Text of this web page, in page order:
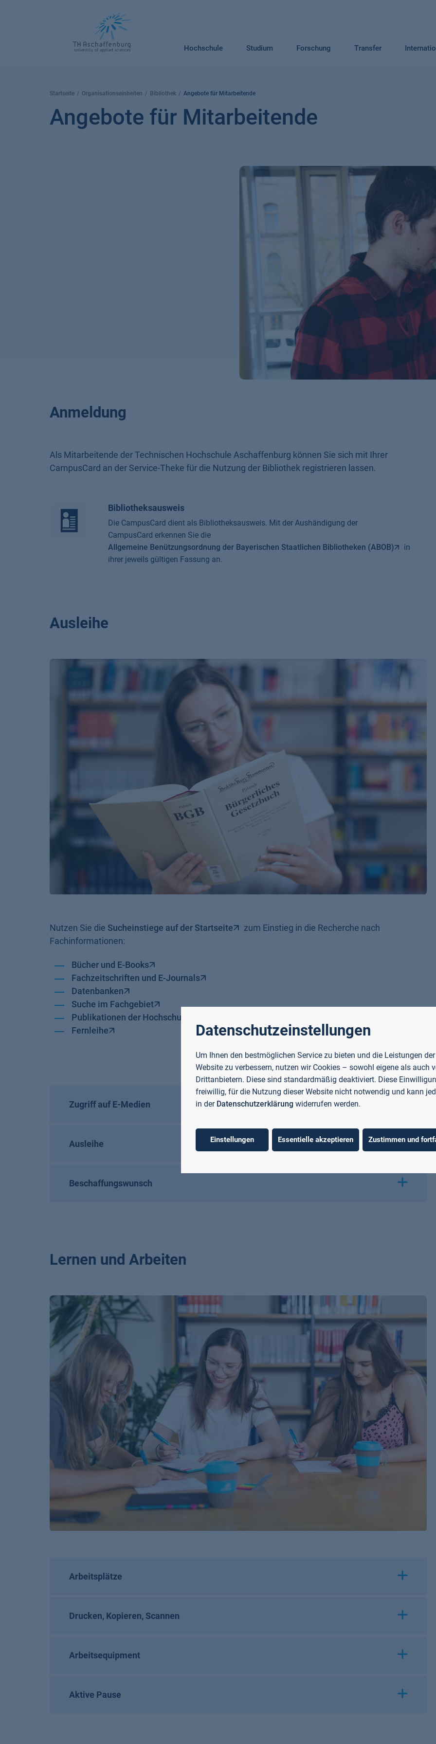
Hochschule Studium Forschung Transfer
Startseite Organisationseinheiten Bibliothek Angebote für Mitarbeitende
Angebote für Mitarbeitende
Anmeldung
Als Mitarbeitende der Technischen Hochschule Aschaffenburg können Sie sich mit Ihrer
CampusCard an der Service-Theke für die Nutzung der Bibliothek registrieren lassen.
Bibliotheksausweis
Die CampusCard dient als Bibliotheksausweis. Mit der Aushändigung der
CampusCard erkennen Sie die
Allgemeine Benützungsordnung der Bayerischen Staatlichen Bibliotheken (ABOB)
in
ihrer jeweils gültigen Fassung an.
Ausleihe
Nutzen Sie die Sucheinstiege auf der Startseite
zum Einstieg in die Recherche nach
Fachinformationen:
Bücher und E-Books
Fachzeitschriften und E-Journals
Datenbanken
Suche im Fachgebiet
Publikationen der Hochschule
Fernleihe
Zugriff auf E-Medien
Ausleihe
Beschaffungswunsch
Lernen und Arbeiten
Arbeitsplätze
Drucken, Kopieren, Scannen
Arbeitsequipment
Aktive Pause
Datenschutzeinstellungen
Um Ihnen den bestmöglichen Service zu bieten und die Leistungen der
Website zu verbessern, nutzen wir Cookies – sowohl eigene als auch
Drittanbietern. Diese sind standardmäßig deaktiviert. Diese
freiwillig, für die Nutzung dieser Website nicht notwendig und kann
in der Datenschutzerklärung widerrufen werden.
Einstellungen Essentielle akzeptieren Zustimmen und